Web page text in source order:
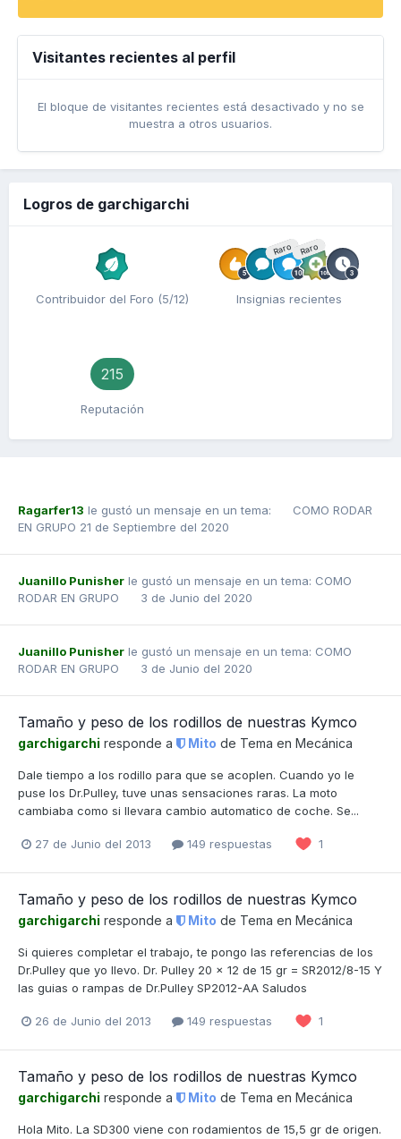
Visitantes recientes al perfil
El bloque de visitantes recientes está desactivado y no se
muestra a otros usuarios.
Logros de garchigarchi
Contribuidor del Foro (5/12)
Raro Raro
Insignias recientes
215
Reputación
Ragarfer13 le gustó un mensaje en un tema:
COMO RODAR
EN GRUPO 21 de Septiembre del 2020
Juanillo Punisher le gustó un mensaje en un tema: COMO
RODAR EN GRUPO
3 de Junio del 2020
Juanillo Punisher le gustó un mensaje en un tema: COMO
RODAR EN GRUPO
3 de Junio del 2020
Tamaño y peso de los rodillos de nuestras Kymco
garchigarchi responde a Mito de Tema en Mecánica
Dale tiempo a los rodillo para que se acoplen. Cuando yo le
puse los Dr.Pulley, tuve unas sensaciones raras. La moto
cambiaba como si llevara cambio automatico de coche. Se...
27 de Junio del 2013 149 respuestas 1
Tamaño y peso de los rodillos de nuestras Kymco
garchigarchi responde a Mito de Tema en Mecánica
Si quieres completar el trabajo, te pongo las referencias de los
Dr.Pulley que yo llevo. Dr. Pulley 20 x 12 de 15 gr = SR2012/8-15 Y
las guias o rampas de Dr.Pulley SP2012-AA Saludos
26 de Junio del 2013 149 respuestas 1
Tamaño y peso de los rodillos de nuestras Kymco
garchigarchi responde a Mito de Tema en Mecánica
Hola Mito. La SD300 viene con rodamientos de 15,5 gr de origen.